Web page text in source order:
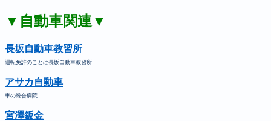
▼自動車関連▼
長坂自動車教習所
運転免許のことは長坂自動車教習所
アサカ自動車
車の総合病院
宮澤鈑金